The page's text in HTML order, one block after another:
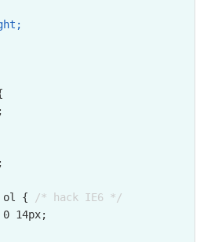
ol {
/* hack IE6 */